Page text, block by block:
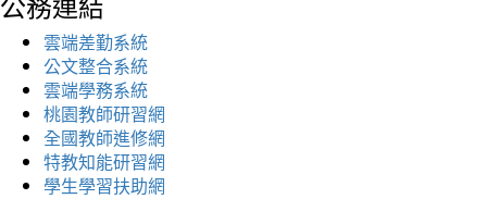
雲端差勤系統
公文整合系統
雲端學務系統
桃園教師研習網
全國教師進修網
特教知能研習網
學生學習扶助網